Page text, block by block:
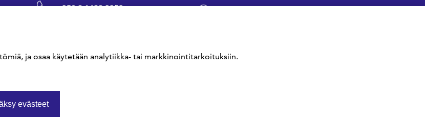
+358 9 1499 3353
ja osaa käytetään analytiikka- tai markkinointitarkoituksiin.
evästeet